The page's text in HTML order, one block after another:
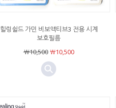
힐링쉴드 가민 비보액티브3 전용 시계
보호필름
￦10,500￦10,500